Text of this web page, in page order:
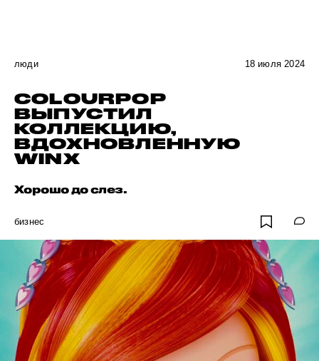
люди 18 июля 2024
COLOURPOP
ВЫПУСТИЛ
КОЛЛЕКЦИЮ,
ВДОХНОВЛЕННУЮ
WINX
Хорошо до слез.
бизнес